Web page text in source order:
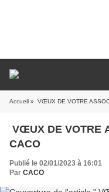
Accueil » VŒUX DE VOTRE
VŒUX DE VOTRE
CACO
Publié le 02/01/2023 à 16:01
Par CACO